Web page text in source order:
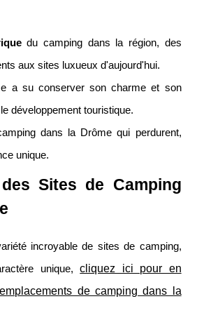
du camping dans la région, des
aux sites luxueux d'aujourd'hui.
a su conserver son charme et son
développement touristique.
dans la Drôme qui perdurent,
unique.
Sites de Camping
incroyable de sites de camping,
unique,cliquez ici pour en
de camping dans la